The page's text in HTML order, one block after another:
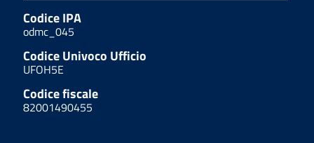
Codice IPA
odmc_045
Codice Univoco Ufficio
UFOH5E
Codice fiscale
82001490455